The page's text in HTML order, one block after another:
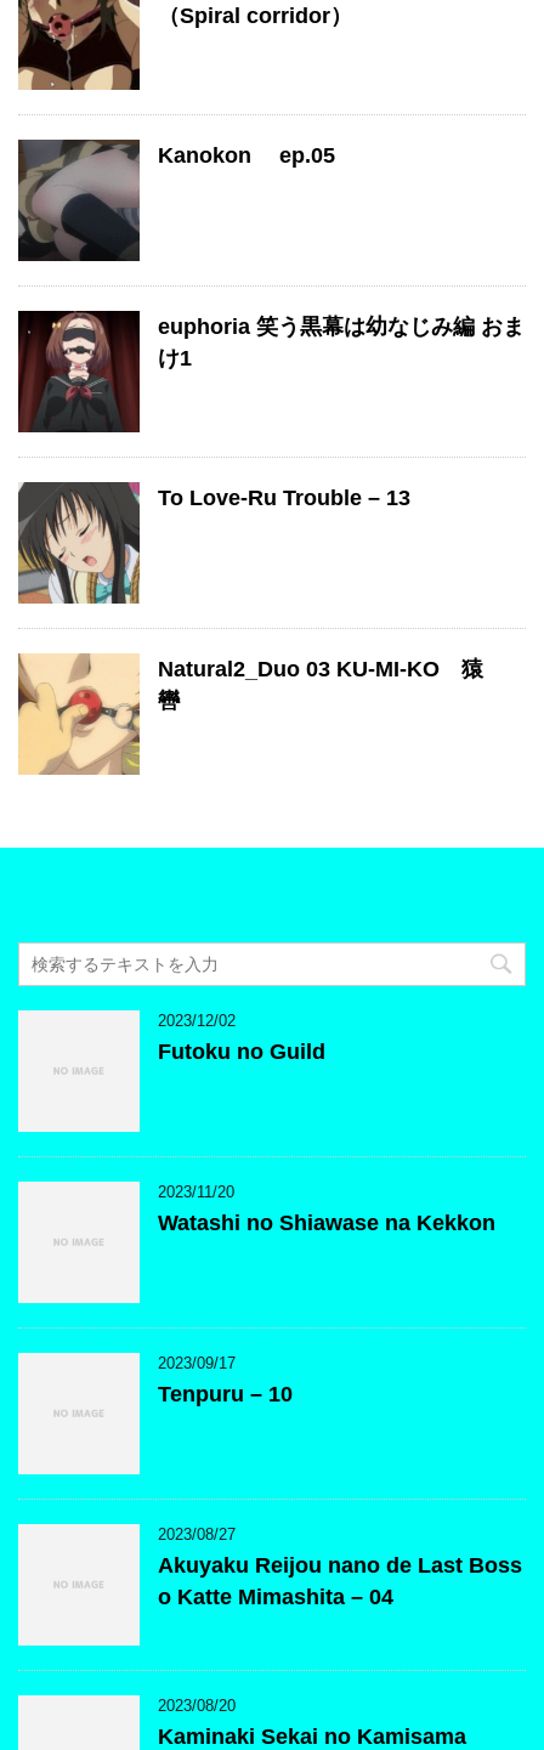
（Spiral corridor）
Kanokon ep.05
euphoria 笑う黒幕は幼なじみ編 おま
け1
To Love-Ru Trouble – 13
Natural2_Duo 03 KU-MI-KO 猿
轡
2023/12/02
Futoku no Guild
2023/11/20
Watashi no Shiawase na Kekkon
2023/09/17
Tenpuru – 10
2023/08/27
Akuyaku Reijou nano de Last Boss
o Katte Mimashita – 04
2023/08/20
Kaminaki Sekai no Kamisama